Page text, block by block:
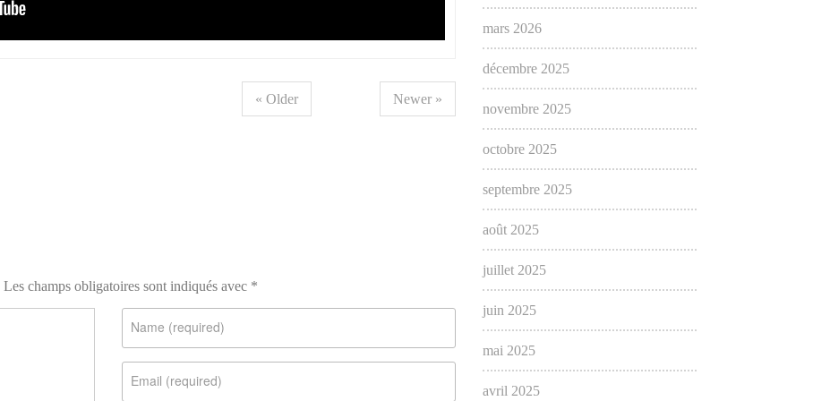
« Older Newer »
Les champs obligatoires sont indiqués avec *
mars 2026
décembre 2025
novembre 2025
octobre 2025
septembre 2025
août 2025
juillet 2025
juin 2025
mai 2025
avril 2025